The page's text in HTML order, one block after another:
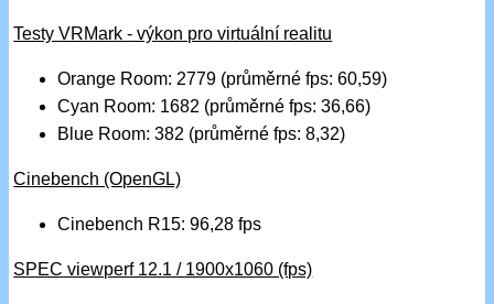
Testy VRMark - výkon pro virtuální realitu
Orange Room: 2779 (průměrné fps: 60,59)
Cyan Room: 1682 (průměrné fps: 36,66)
Blue Room: 382 (průměrné fps: 8,32)
Cinebench (OpenGL)
Cinebench R15: 96,28 fps
SPEC viewperf 12.1 / 1900x1060 (fps)